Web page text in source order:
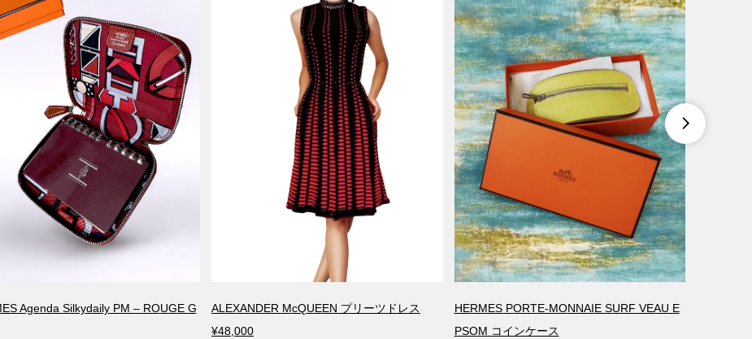
Agenda Silkydaily PM – ROUGE G
ALEXANDER McQUEEN プリーツドレス
¥48,000
HERMES PORTE-MONNAIE SURF VEAU E
PSOM コインケース
